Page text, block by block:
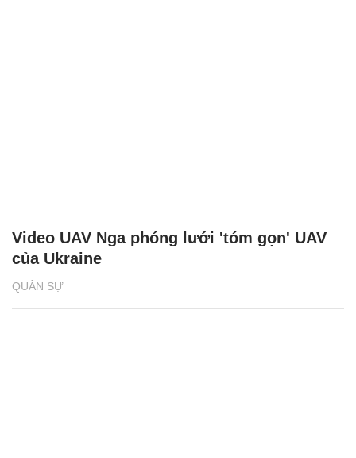
QUÂN SỰ
Video UAV Nga phóng lưới 'tóm gọn' UAV
của Ukraine